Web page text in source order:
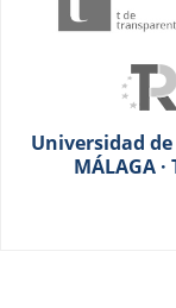
Universidad de
MÁLAGA